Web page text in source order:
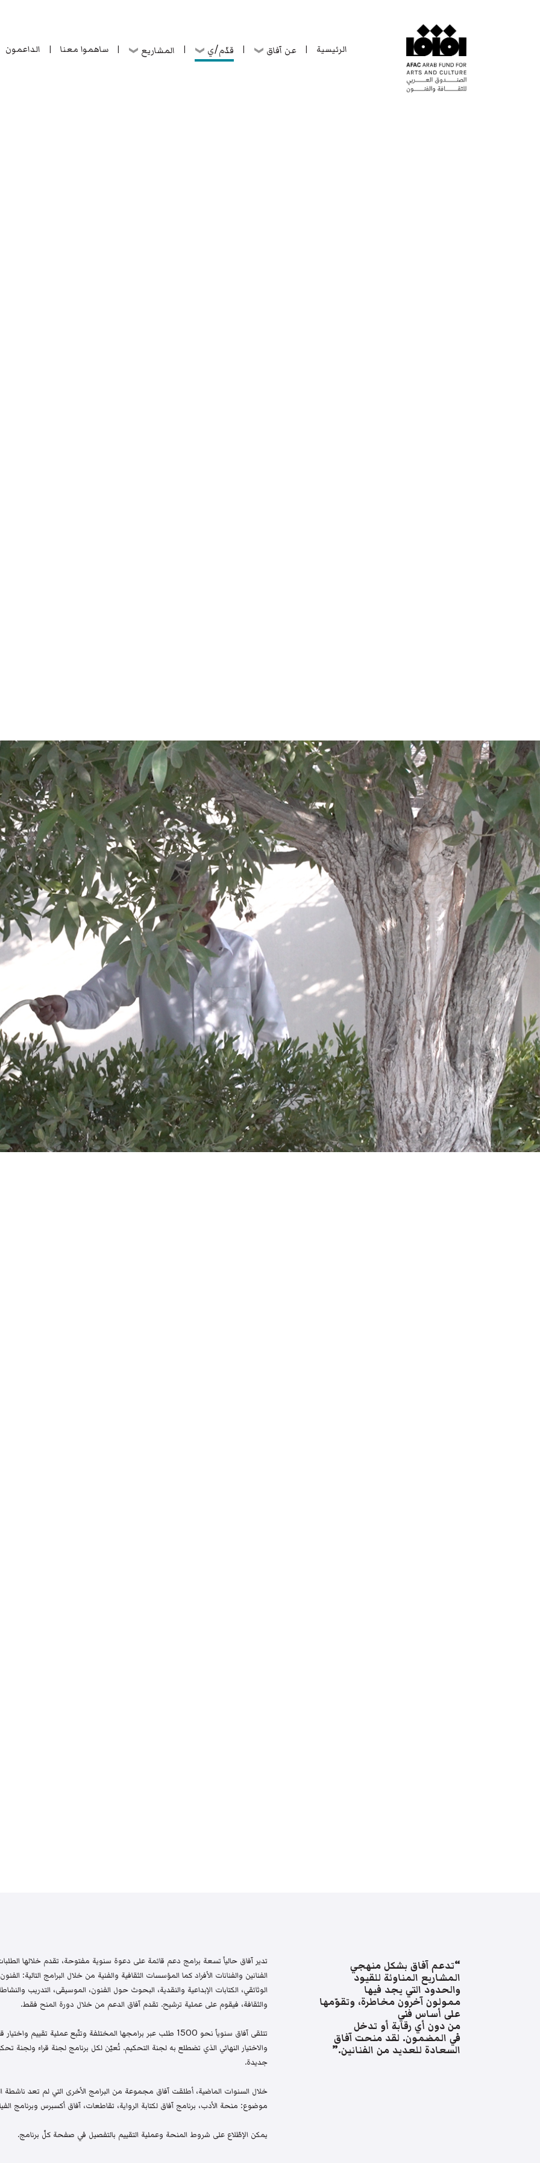
الرئيسية | عن آفاق | قدّم/ي | المشاريع | ساهموا معنا | الداعمون
“تدعم آفاق بشكل منهجي
المشاريع المناوئة للقيود
والحدود التي يجد فيها
ممولون آخرون مخاطرة، وتقوّمها
على أساس فني
من دون أي رقابة أو تدخل
في المضمون. لقد منحت آفاق
السعادة للعديد من الفنانين.”
تدير آفاق حالياً تسعة برامج دعم قائمة على دعوة سنوية مفتوحة، تقدم خلالها
الفنانين والفنانات الأفراد كما المؤسسات الثقافية والفنية من خلال البرامج التالية:
الوثائقي، الكتابات الإبداعية والنقدية، البحوث حول الفنون، الموسيقى، التدريب
والثقافة، فيقوم على عملية ترشيح. تقدم آفاق الدعم من خلال دورة المنح فقط.
تتلقى آفاق سنوياً نحو 1500 طلب عبر برامجها المختلفة وتتّبع عملية
والاختيار النهائي الذي تضطلع به لجنة التحكيم. تُعيّن لكل برنامج لجنة قراء
جديدة.
خلال السنوات الماضية، أطلقت آفاق مجموعة من البرامج الأخرى التي لم تعد ناشطة
موضوع: منحة الأدب، برنامج آفاق لكتابة الرواية، تقاطعات، آفاق أكسبرس وبرنامج
يمكن الإطّلاع على شروط المنحة وعملية التقييم بالتفصيل في صفحة كلّ برنامج.